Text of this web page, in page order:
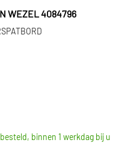
WEZEL 4084796
binnen 1 werkdag bij u